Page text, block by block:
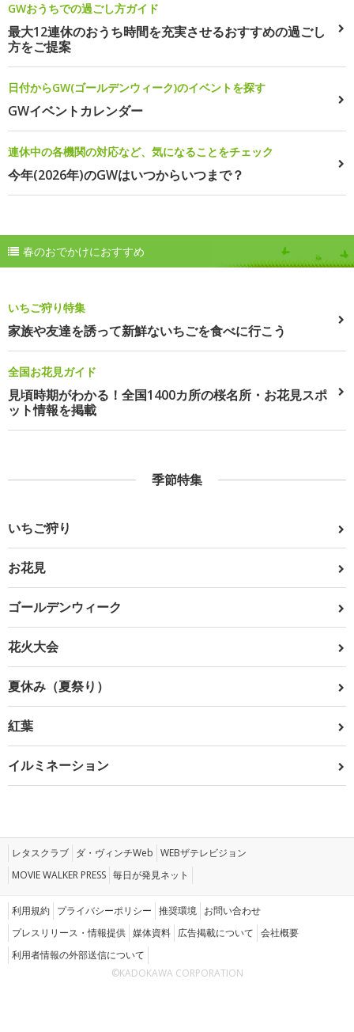
GWおうちでの過ごし方ガイド
最大12連休のおうち時間を充実させるおすすめの過ごし
方をご提案
日付からGW(ゴールデンウィーク)のイベントを探す
GWイベントカレンダー
連休中の各機関の対応など、気になることをチェック
今年(2026年)のGWはいつからいつまで？
春のおでかけにおすすめ
いちご狩り特集
家族や友達を誘って新鮮ないちごを食べに行こう
全国お花見ガイド
見頃時期がわかる！全国1400カ所の桜名所・お花見スポ
ット情報を掲載
季節特集
いちご狩り
お花見
ゴールデンウィーク
花火大会
夏休み（夏祭り）
紅葉
イルミネーション
レタスクラブ ダ・ヴィンチWeb WEBザテレビジョン
MOVIE WALKER PRESS 毎日が発見ネット
利用規約 プライバシーポリシー 推奨環境 お問い合わせ
プレスリリース・情報提供 媒体資料 広告掲載について 会社概要
利用者情報の外部送信について
©KADOKAWA CORPORATION